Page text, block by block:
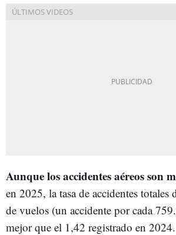
Aunque los accidentes aéreos son
en 2025, la tasa de accidentes
de vuelos (un accidente por cada
mejor que el 1,42 registrado en